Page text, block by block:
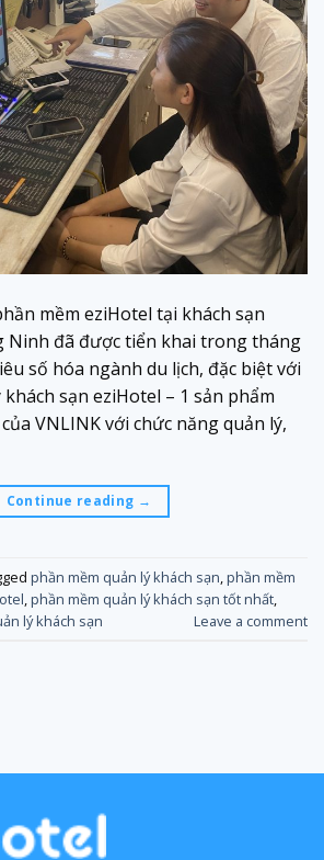
mềm eziHotel tại khách sạn
Ninh đã được tiển khai trong tháng
số hóa ngành du lịch, đặc biệt với
sạn eziHotel – 1 sản phẩm
VNLINK với chức năng quản lý,
Continue reading →
phần mềm quản lý khách sạn,phần mềm
,phần mềm quản lý khách sạn tốt nhất,
lý khách sạn
Leave a comment